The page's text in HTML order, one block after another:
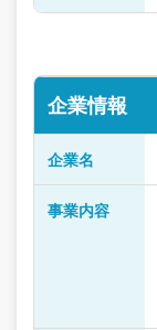
企業情報
企業名
事業内容